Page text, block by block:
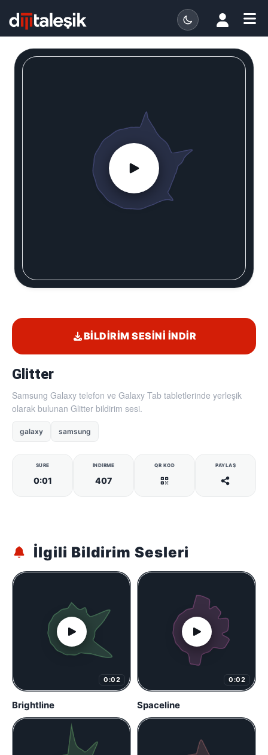
Glitter
Samsung Galaxy telefon ve Galaxy Tab tabletlerinde yerleşik
olarak bulunan Glitter bildirim sesi.
galaxy samsung
SÜRE
0:01
İNDIRME
407
QR KOD PAYLAŞ
BILDIRIM SESINI İNDIR
İlgili Bildirim Sesleri
0:02
Brightline
0:02
Spaceline